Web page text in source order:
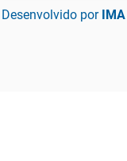
Desenvolvido por